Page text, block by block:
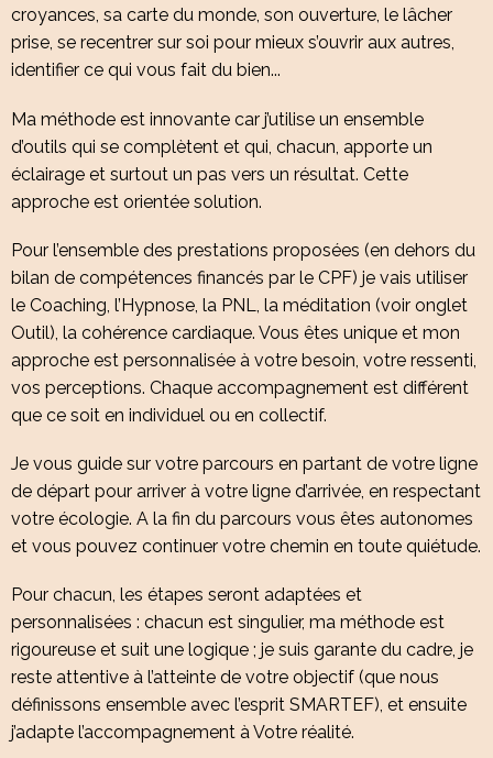
croyances, sa carte du monde, son ouverture, le lâcher
prise, se recentrer sur soi pour mieux s’ouvrir aux autres,
identifier ce qui vous fait du bien...
Ma méthode est innovante car j’utilise un ensemble
d’outils qui se complètent et qui, chacun, apporte un
éclairage et surtout un pas vers un résultat. Cette
approche est orientée solution.
Pour l’ensemble des prestations proposées (en dehors du
bilan de compétences financés par le CPF) je vais utiliser
le Coaching, l’Hypnose, la PNL, la méditation (voir onglet
Outil), la cohérence cardiaque. Vous êtes unique et mon
approche est personnalisée à votre besoin, votre ressenti,
vos perceptions. Chaque accompagnement est différent
que ce soit en individuel ou en collectif.
Je vous guide sur votre parcours en partant de votre ligne
de départ pour arriver à votre ligne d’arrivée, en respectant
votre écologie. A la fin du parcours vous êtes autonomes
et vous pouvez continuer votre chemin en toute quiétude.
Pour chacun, les étapes seront adaptées et
personnalisées : chacun est singulier, ma méthode est
rigoureuse et suit une logique ; je suis garante du cadre, je
reste attentive à l’atteinte de votre objectif (que nous
définissons ensemble avec l’esprit SMARTEF), et ensuite
j’adapte l’accompagnement à Votre réalité.